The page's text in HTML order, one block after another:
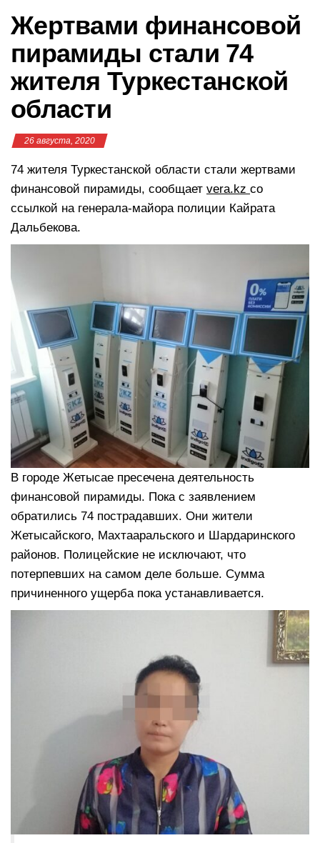
Жертвами финансовой
пирамиды стали 74
жителя Туркестанской
области
26 августа, 2020
74 жителя Туркестанской области стали жертвами
финансовой пирамиды, сообщает vera.kz со
ссылкой на генерала-майора полиции Кайрата
Дальбекова.
В городе Жетысае пресечена деятельность
финансовой пирамиды. Пока с заявлением
обратились 74 пострадавших. Они жители
Жетысайского, Махтааральского и Шардаринского
районов. Полицейские не исключают, что
потерпевших на самом деле больше. Сумма
причиненного ущерба пока устанавливается.